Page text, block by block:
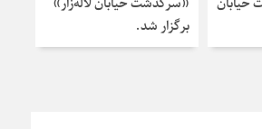
«سرگذشت خیابان لاله‌زار»
برگزار شد.